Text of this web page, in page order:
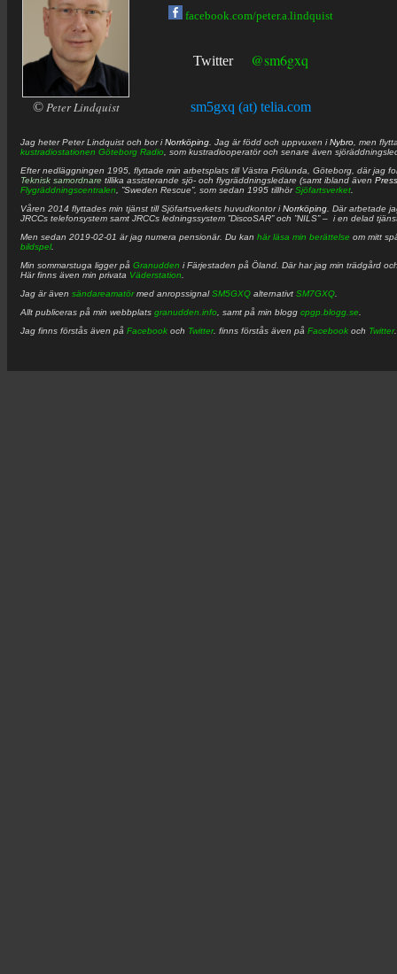
© Peter Lindquist
facebook.com/peter.a.lindquist
Twitter @sm6gxq
sm5gxq (at) telia.com
Jag heterPeter Lindquist och bor iNorrköping . Jag är född och uppvuxen iNybro , men
kustradiostationen Göteborg Radio , som kustradiooperatör och senare även
Efter nedläggningen 1995, flyttade min arbetsplats till Västra Frölunda, Göteborg, där jag
Teknisk samordnare tillika assisterande sjö- och flygräddningsledare (samt ibland även
Flygräddningscentralen , ”Sweden Rescue”, som sedan 1995 tillhörSjöfartsverket
Våren 2014 flyttades min tjänst till Sjöfartsverkets huvudkontor iNorrköping . Där arbetade
JRCCs telefonsystem samt JRCCs ledningssystem ”DiscoSAR” och ”NILS” – i en delad
Men sedan 2019-02-01 är jag numera pensionär. Du kan här läsa min berättelse om mitt
bildspel.
Min sommarstuga ligger på Granudden i Färjestaden på Öland. Där har jag min trädgård
Här finns även min privata Väderstation
Jag är även sändareamatörmed anropssignalSM5GXQ alternativt SM7GXQ
Allt publiceras på min webbplats granudden.info , samt på min blogg cpgp.blogg.se
Jag finns förstås även på Facebook och Twitter. finns förstås även på Facebook och Twitter.